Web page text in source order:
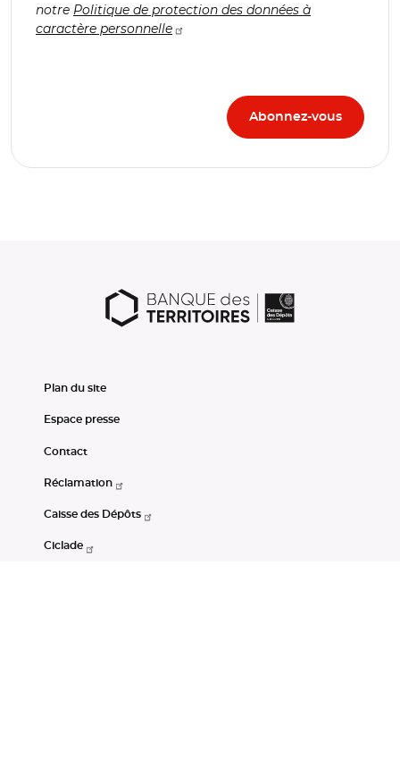
notre Politique de protection des données à
caractère personnelle
Plan du site
Espace presse
Contact
Réclamation
Caisse des Dépôts
Ciclade